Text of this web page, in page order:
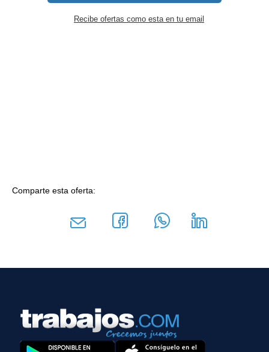
Recibe ofertas como esta en tu email
Comparte esta oferta: